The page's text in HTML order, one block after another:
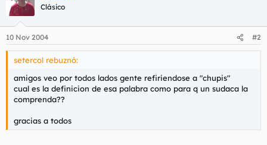
Clásico
10 Nov 2004 #2
setercol rebuznó:
amigos veo por todos lados gente refiriendose a "chupis"
cual es la definicion de esa palabra como para q un sudaca la
comprenda??
gracias a todos